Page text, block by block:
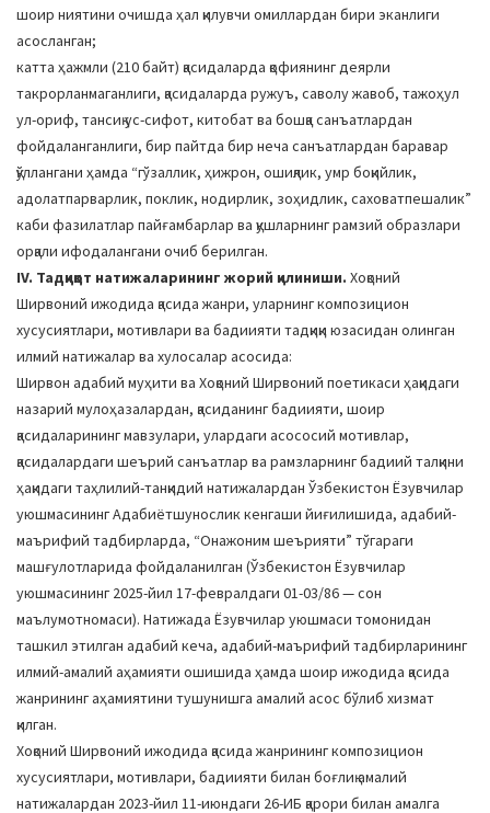
шоир ниятини очишда ҳал қилувчи омиллардан бири эканлиги
асосланган;
катта ҳажмли (210 байт) қасидаларда қофиянинг деярли
такрорланмаганлиги, қасидаларда ружуъ, саволу жавоб, тажоҳул
ул-ориф, тансиқ ус-сифот, китобат ва бошқа санъатлардан
фойдаланганлиги, бир пайтда бир неча санъатлардан баравар
қўллангани ҳамда “гўзаллик, ҳижрон, ошиқлик, умр боқийлик,
адолатпарварлик, поклик, нодирлик, зоҳидлик, саховатпешалик”
каби фазилатлар пайғамбарлар ва қушларнинг рамзий образлари
орқали ифодалангани очиб берилган.
IV. Тадқиқот натижаларининг жорий қилиниши. Хоқоний
Ширвоний ижодида қасида жанри, уларнинг композицион
хусусиятлари, мотивлари ва бадиияти тадқиқи юзасидан олинган
илмий натижалар ва хулосалар асосида:
Ширвон адабий муҳити ва Хоқоний Ширвоний поетикаси ҳақидаги
назарий мулоҳазалардан, қасиданинг бадиияти, шоир
қасидаларининг мавзулари, улардаги асососий мотивлар,
қасидалардаги шеърий санъатлар ва рамзларнинг бадиий талқини
ҳақидаги таҳлилий-танқидий натижалардан Ўзбекистон Ёзувчилар
уюшмасининг Адабиётшунослик кенгаши йиғилишида, адабий-
маърифий тадбирларда, “Онажоним шеърияти” тўгараги
машғулотларида фойдаланилган (Ўзбекистон Ёзувчилар
уюшмасининг 2025-йил 17-февралдаги 01-03/86 — сон
маълумотномаси). Натижада Ёзувчилар уюшмаси томонидан
ташкил этилган адабий кеча, адабий-маърифий тадбирларининг
илмий-амалий аҳамияти ошишида ҳамда шоир ижодида қасида
жанрининг аҳамиятини тушунишга амалий асос бўлиб хизмат
қилган.
Хоқоний Ширвоний ижодида қасида жанрининг композицион
хусусиятлари, мотивлари, бадиияти билан боғлиқ амалий
натижалардан 2023-йил 11-июндаги 26-ИБ қарори билан амалга